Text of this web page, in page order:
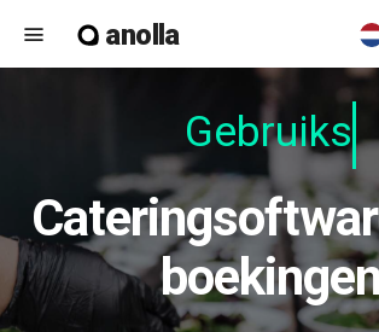
menu anolla
Gebruiksv
Cateringsoftware voor